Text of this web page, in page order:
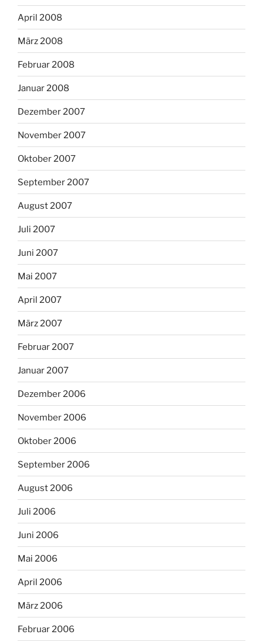
April 2008
März 2008
Februar 2008
Januar 2008
Dezember 2007
November 2007
Oktober 2007
September 2007
August 2007
Juli 2007
Juni 2007
Mai 2007
April 2007
März 2007
Februar 2007
Januar 2007
Dezember 2006
November 2006
Oktober 2006
September 2006
August 2006
Juli 2006
Juni 2006
Mai 2006
April 2006
März 2006
Februar 2006